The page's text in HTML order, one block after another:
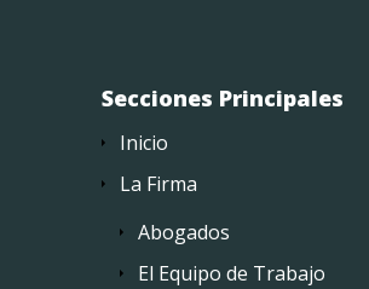
Secciones Principales
Inicio
La Firma
Abogados
El Equipo de Trabajo